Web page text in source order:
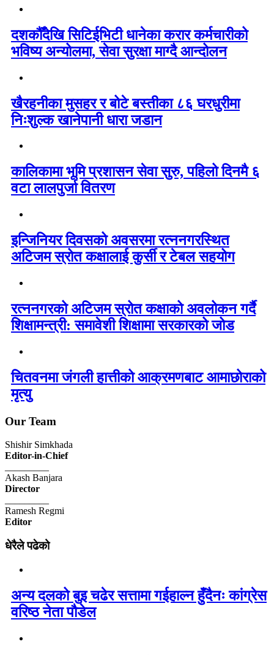
दशकौँदेखि सिटिईभिटी धानेका करार कर्मचारीको
भविष्य अन्योलमा, सेवा सुरक्षा माग्दै आन्दोलन
खैरहनीका मुसहर र बोटे बस्तीका ८६ घरधुरीमा
निःशुल्क खानेपानी धारा जडान
कालिकामा भूमि प्रशासन सेवा सुरु, पहिलो दिनमै ६
वटा लालपुर्जा वितरण
इन्जिनियर दिवसको अवसरमा रत्ननगरस्थित
अटिजम स्रोत कक्षालाई कुर्सी र टेबल सहयोग
रत्ननगरको अटिजम स्रोत कक्षाको अवलोकन गर्दै
शिक्षामन्त्री: समावेशी शिक्षामा सरकारको जोड
चितवनमा जंगली हात्तीको आक्रमणबाट आमाछोराको
मृत्यु
Our Team
Shishir Simkhada
Editor-in-Chief
Akash Banjara
Director
Ramesh Regmi
Editor
धेरैले पढेको
अन्य दलको बुइ चढेर सत्तामा गईहाल्न हुँदैनः कांग्रेस
वरिष्ठ नेता पौडेल